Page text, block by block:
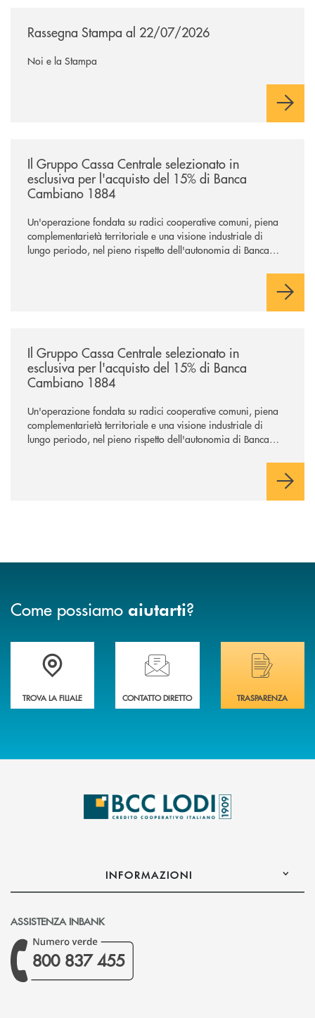
Rassegna Stampa al 22/07/2026
Noi e la Stampa
Il Gruppo Cassa Centrale selezionato in
esclusiva per l'acquisto del 15% di Banca
Cambiano 1884
Un'operazione fondata su radici cooperative comuni, piena
complementarietà territoriale e una visione industriale di
lungo periodo, nel pieno rispetto dell'autonomia di Banca
negoziazione esclusiva per la finalizzazione dell’operazione.
Il Gruppo Cassa Centrale selezionato in
esclusiva per l'acquisto del 15% di Banca
Cambiano 1884
Un'operazione fondata su radici cooperative comuni, piena
complementarietà territoriale e una visione industriale di
lungo periodo, nel pieno rispetto dell'autonomia di Banca
negoziazione esclusiva per la finalizzazione dell’operazione.
Come possiamo aiutarti?
Trova la filiale più vicina a Te
TROVA LA FILIALE
Hai bisogno di assistenza immediata?
CONTATTO DIRETTO
Hai bisogno di
TRASPARENZA
INFORMAZIONI
ASSISTENZA INBANK
800 837 455